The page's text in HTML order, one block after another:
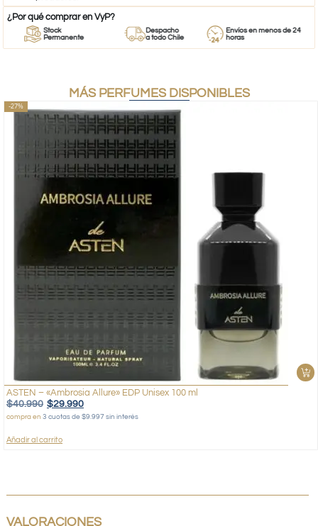
¿Por qué comprar en VyP?
Stock
Permanente
Despacho
a todo Chile
Envíos en menos de 24
horas
MÁS PERFUMES DISPONIBLES
-27%
ASTEN – «Ambrosia Allure» EDP Unisex 100 ml
$40.990 $29.990
compra en 3 cuotas de $9.997 sin interés
Añadir al carrito
VALORACIONES